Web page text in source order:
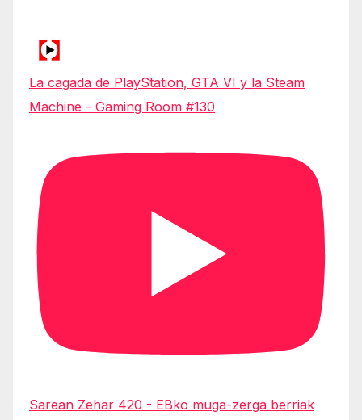
La cagada de PlayStation, GTA VI y la Steam
Machine - Gaming Room #130
Sarean Zehar 420 - EBko muga-zerga berriak